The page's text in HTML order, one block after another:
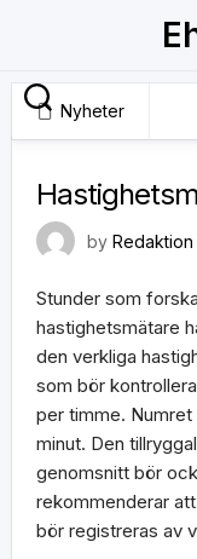
Nyheter
by Redaktion
Stunder som
hastighetsmätare
den verkliga
som bör
per timme.
minut. Den
genomsnitt bör
rekommenderar
bör registreras av